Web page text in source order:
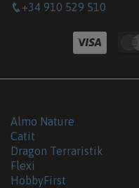
+34 910 529 510
Almo Nature
Catit
Dragon Terraristik
Flexi
HobbyFirst